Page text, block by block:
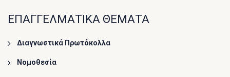
ΕΠΑΓΓΕΛΜΑΤΙΚΑ ΘΕΜΑΤΑ
Διαγνωστικά Πρωτόκολλα
Νομοθεσία